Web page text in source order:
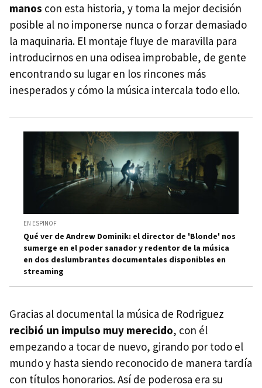
manos con esta historia, y toma la mejor decisión
posible al no imponerse nunca o forzar demasiado
la maquinaria. El montaje fluye de maravilla para
introducirnos en una odisea improbable, de gente
encontrando su lugar en los rincones más
inesperados y cómo la música intercala todo ello.
EN ESPINOF
Qué ver de Andrew Dominik: el director de 'Blonde' nos
sumerge en el poder sanador y redentor de la música
en dos deslumbrantes documentales disponibles en
streaming
Gracias al documental la música de Rodriguez
recibió un impulso muy merecido, con él
empezando a tocar de nuevo, girando por todo el
mundo y hasta siendo reconocido de manera tardía
con títulos honorarios. Así de poderosa era su